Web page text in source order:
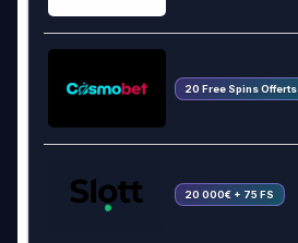
20 Free Spins Offerts
20 000€ + 75 FS